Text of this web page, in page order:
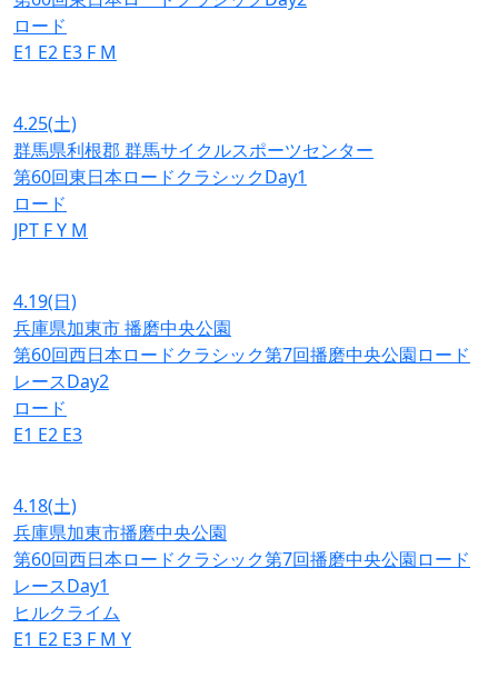
ロード
E1 E2 E3 F M
4.25(土)
群馬県利根郡 群馬サイクルスポーツセンター
第60回東日本ロードクラシックDay1
ロード
JPT FY M
4.19(日)
兵庫県加東市 播磨中央公園
第60回西日本ロードクラシック第7回播磨中央公園ロード
レースDay2
ロード
E1 E2 E3
4.18(土)
兵庫県加東市播磨中央公園
第60回西日本ロードクラシック第7回播磨中央公園ロード
レースDay1
ヒルクライム
E1 E2 E3 F M Y